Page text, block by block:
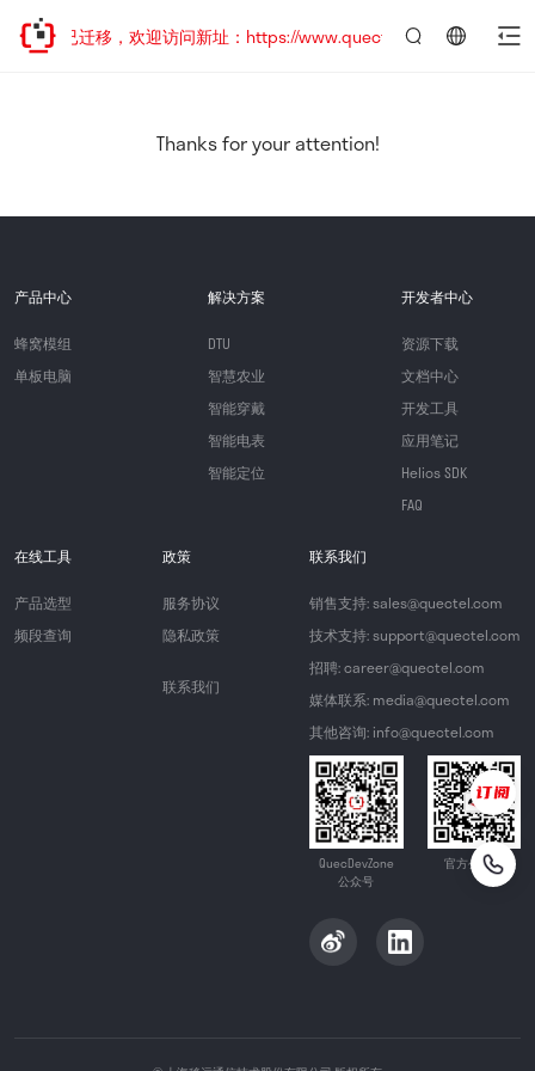
站地址已迁移，欢迎访问新址：https://www.quectel.com.cn
Thanks for your attention!
产品中心
蜂窝模组
单板电脑
解决方案
DTU
智慧农业
智能穿戴
智能电表
智能定位
开发者中心
资源下载
文档中心
开发工具
应用笔记
Helios SDK
FAQ
在线工具
产品选型
频段查询
政策
服务协议
隐私政策
联系我们
联系我们
销售支持: sales@quectel.com
技术支持: support@quectel.com
招聘: career@quectel.com
媒体联系: media@quectel.com
其他咨询: info@quectel.com
QuecDevZone
公众号
官方公众号